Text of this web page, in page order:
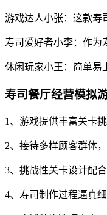
游戏达人小张：这款寿
寿司爱好者小李：作为
休闲玩家小王：简单易
寿司餐厅经营模拟
1、游戏提供丰富关卡
2、接待多样顾客群体
3、挑战性关卡设计配
4、寿司制作过程逼真